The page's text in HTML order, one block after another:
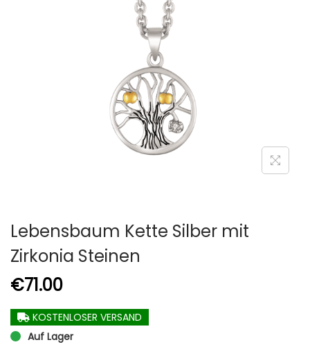
Lebensbaum Kette Silber mit
Zirkonia Steinen
€71.00
KOSTENLOSER VERSAND
Auf Lager